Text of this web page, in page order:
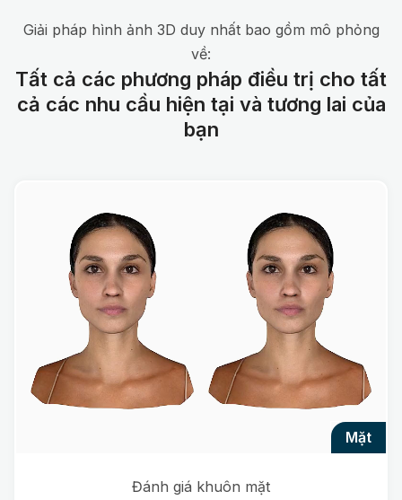
Giải pháp hình ảnh 3D duy nhất bao gồm mô phỏng
về:
Tất cả các phương pháp điều trị cho tất
cả các nhu cầu hiện tại và tương lai của
bạn
mặt
Đánh giá khuôn mặt